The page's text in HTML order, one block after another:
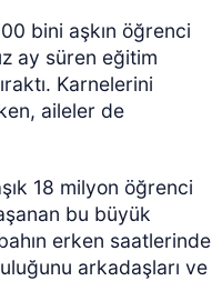
bini aşkın öğrenci
ay süren eğitim
Karnelerini
aileler de
18 milyon öğrenci
bu büyük
erken saatlerinde
arkadaşları ve